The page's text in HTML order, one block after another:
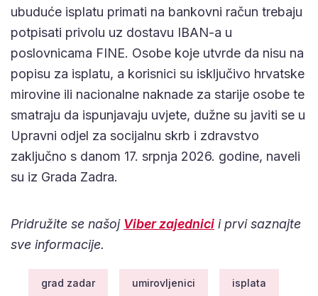
ubuduće isplatu primati na bankovni račun trebaju
potpisati privolu uz dostavu IBAN-a u
poslovnicama FINE. Osobe koje utvrde da nisu na
popisu za isplatu, a korisnici su isključivo hrvatske
mirovine ili nacionalne naknade za starije osobe te
smatraju da ispunjavaju uvjete, dužne su javiti se u
Upravni odjel za socijalnu skrb i zdravstvo
zaključno s danom 17. srpnja 2026. godine, naveli
su iz Grada Zadra.
Pridružite se našoj Viber zajednici i prvi saznajte
sve informacije.
grad zadar umirovljenici isplata